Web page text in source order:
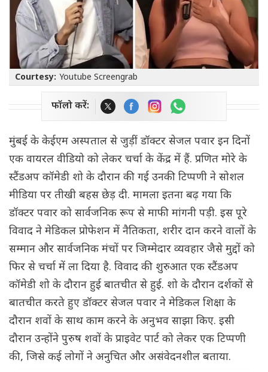
Courtesy: Youtube Screengrab
फॉलो करें:
मुंबई के केईएम अस्पताल से जुड़ीं डॉक्टर सेजल पवार इन दिनों
एक वायरल वीडियो को लेकर चर्चा के केंद्र में हैं. प्रणित मोरे के
स्टैंडअप कॉमेडी शो के दौरान की गई उनकी टिप्पणी ने सोशल
मीडिया पर तीखी बहस छेड़ दी. मामला इतना बढ़ गया कि
डॉक्टर पवार को सार्वजनिक रूप से माफी मांगनी पड़ी. इस पूरे
विवाद ने मेडिकल प्रोफेशन में नैतिकता, शरीर दान करने वालों के
सम्मान और सार्वजनिक मंचों पर जिम्मेदार व्यवहार जैसे मुद्दों को
फिर से चर्चा में ला दिया है. विवाद की शुरुआत एक स्टैंडअप
कॉमेडी शो के दौरान हुई बातचीत से हुई. शो के दौरान दर्शकों से
बातचीत करते हुए डॉक्टर सेजल पवार ने मेडिकल शिक्षा के
दौरान शवों के साथ काम करने के अनुभव साझा किए. इसी
दौरान उन्होंने पुरुष शवों के प्राइवेट पार्ट को लेकर एक टिप्पणी
की, जिसे कई लोगों ने अनुचित और असंवेदनशील बताया.